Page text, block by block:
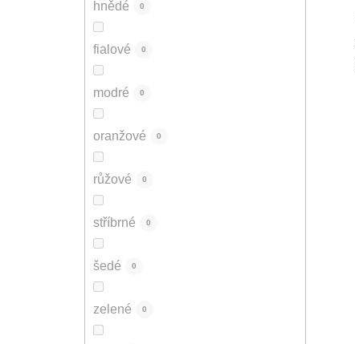
hnědé 0
fialové 0
modré 0
oranžové 0
růžové 0
stříbrné 0
šedé 0
zelené 0